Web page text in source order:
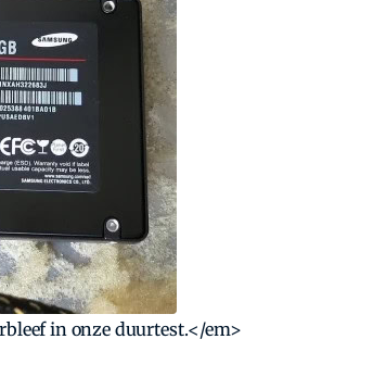
in onze duurtest.</em>